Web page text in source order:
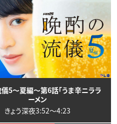
5～夏編～第6話「うま辛ニララ
ーメン
きょう深夜3:52〜4:23